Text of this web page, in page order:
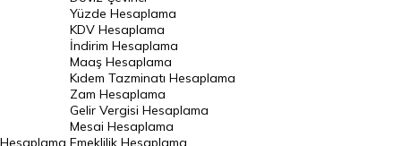
Japon Yeni Kuru
Serbest Piyasa Döviz Kurları
Merkez Bankası Döviz Kurları
Hesaplama
Yüzde Hesaplama
KDV Hesaplama
İndirim Hesaplama
Maaş Hesaplama
Kıdem Tazminatı Hesaplama
Zam Hesaplama
Gelir Vergisi Hesaplama
Mesai Hesaplama
Emeklilik Hesaplama